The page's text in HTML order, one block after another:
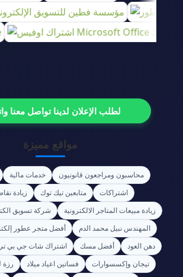
لطلب الإعلان لدينا تواصل معنا
مواقع مميزة
محاسبون ومراجعون قانونيون خدمات مالية
اشتراكات
متابعين تيك توك
زيادة
زيادة مبيعات المتاجر الالكترونية
شركة تسويق
المهندس نبيل محمد الدم
أفضل متجر عطور
دهن العود
أفضل مسك اشتراك شات جي بي
تيجان وإكسسوارات
فساتين اعياد ميلاد
رزة